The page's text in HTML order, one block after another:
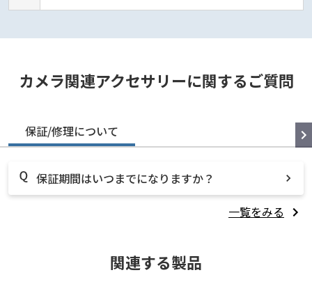
カメラ関連アクセサリーに関するご質問
保証/修理について
保証期間はいつまでになりますか？
一覧をみる
関連する製品